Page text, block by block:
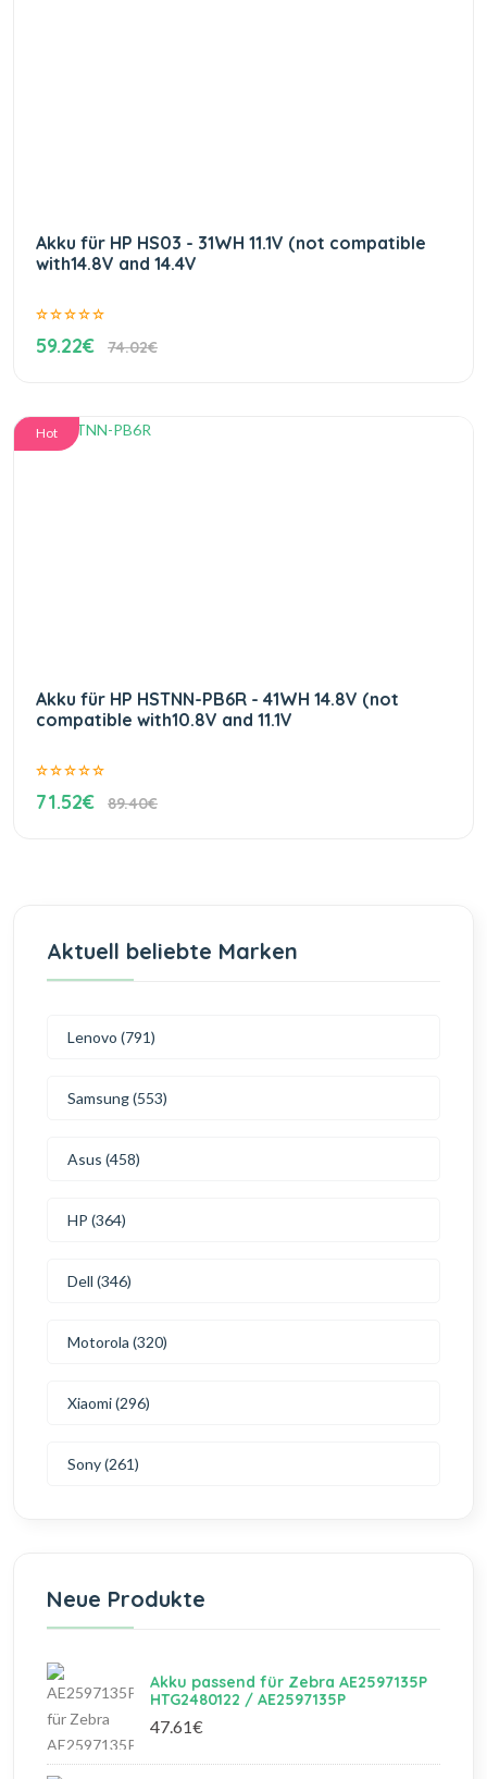
Akku für HP HS03 - 31WH 11.1V (not compatible
with14.8V and 14.4V
59.22€ 74.02€
Hot
Akku für HP HSTNN-PB6R - 41WH 14.8V (not
compatible with10.8V and 11.1V
71.52€ 89.40€
Aktuell beliebte Marken
Lenovo (791)
Samsung (553)
Asus (458)
HP (364)
Dell (346)
Motorola (320)
Xiaomi (296)
Sony (261)
Neue Produkte
Akku passend für Zebra AE2597135P
HTG2480122 / AE2597135P
47.61€